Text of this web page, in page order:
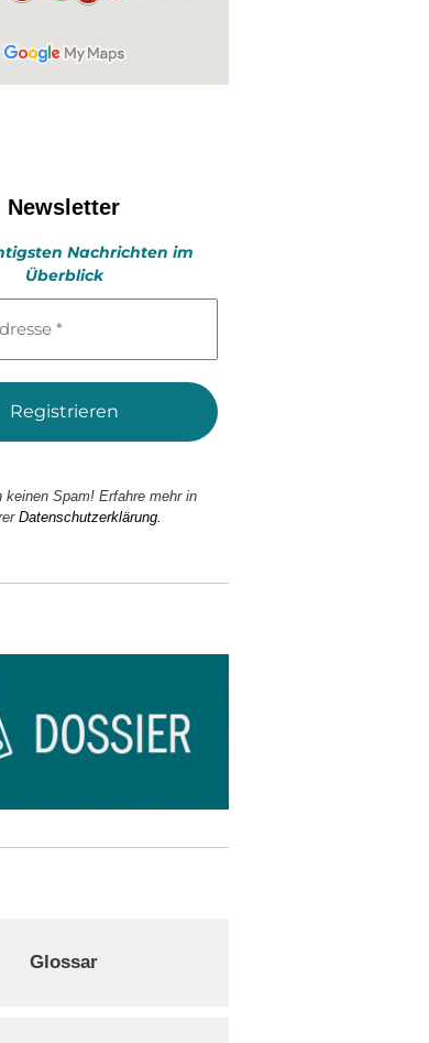
Newsletter
Nachrichten im
Überblick
keinen Spam! Erfahre mehr in
Datenschutzerklärung.
Glossar